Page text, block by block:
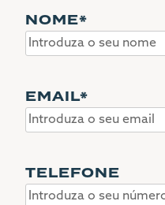
NOME*
EMAIL*
TELEFONE